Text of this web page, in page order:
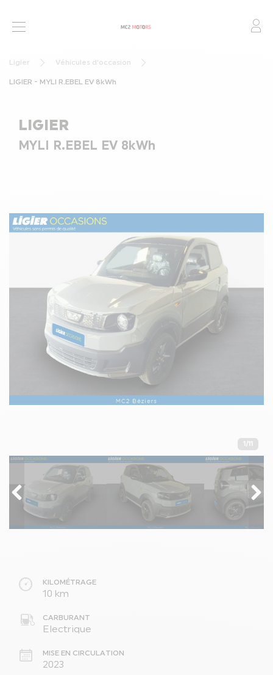
VÉHICULES D’OCCASION
ACTUALITÉS
Ligier Véhicules d'occasion
LIGIER - MYLI R.EBEL EV 8kWh
LIGIER
MYLI R.EBEL EV 8kWh
KILOMÉTRAGE
10 km
CARBURANT
Electrique
MISE EN CIRCULATION
2023